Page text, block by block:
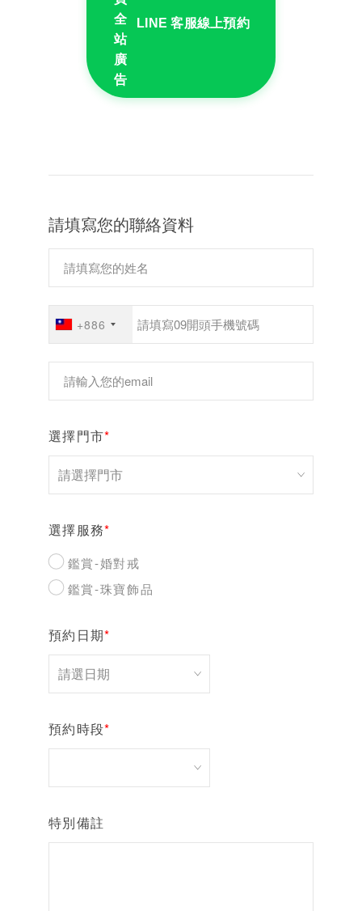
LINE 客服線上預約
請填寫您的聯絡資料
+886
選擇門市*
選擇服務*
鑑賞-婚對戒
鑑賞-珠寶飾品
預約日期*
預約時段*
特別備註